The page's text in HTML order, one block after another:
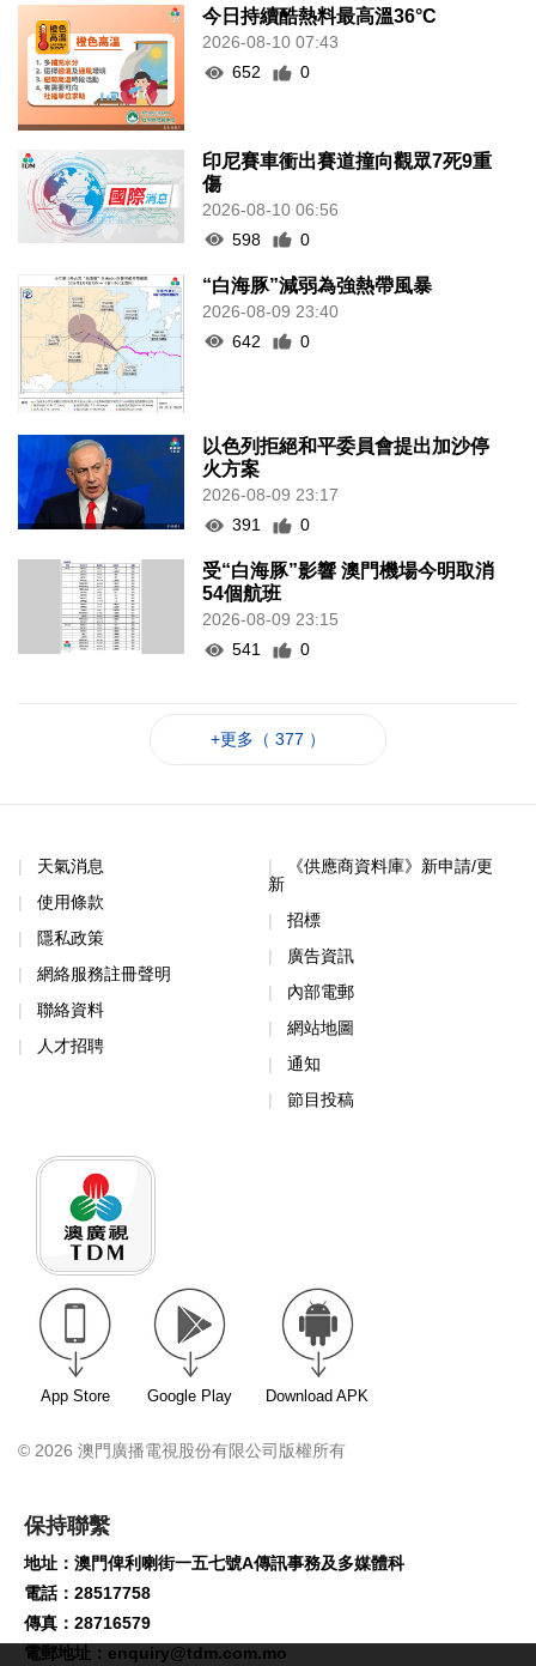
今日持續酷熱料最高溫36°C
2026-08-10 07:43
652
0
印尼賽車衝出賽道撞向觀眾7死9重
傷
2026-08-10 06:56
598
0
“白海豚”減弱為強熱帶風暴
2026-08-09 23:40
642
0
以色列拒絕和平委員會提出加沙停
火方案
2026-08-09 23:17
391
0
受“白海豚”影響 澳門機場今明取消
54個航班
2026-08-09 23:15
541
0
+更多（ 377 ）
天氣消息
使用條款
隱私政策
網絡服務註冊聲明
聯絡資料
人才招聘
《供應商資料庫》新申請/更
新
招標
廣告資訊
內部電郵
網站地圖
通知
節目投稿
App Store Google Play Download APK
© 2026 澳門廣播電視股份有限公司版權所有
保持聯繫
地址：澳門俾利喇街一五七號A傳訊事務及多媒體科
電話：28517758
傳真：28716579
電郵地址： enquiry@tdm.com.mo